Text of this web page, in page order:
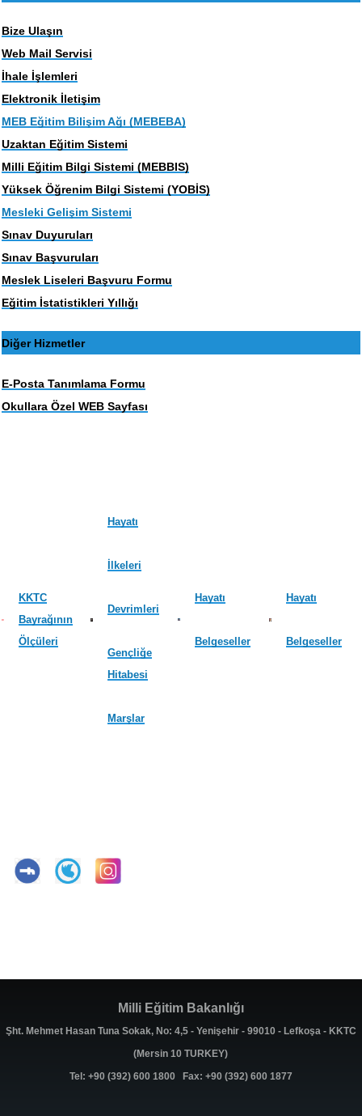
Bize Ulaşın
Web Mail Servisi
İhale İşlemleri
Elektronik İletişim
MEB Eğitim Bilişim Ağı (MEBEBA)
Uzaktan Eğitim Sistemi
Milli Eğitim Bilgi Sistemi (MEBBIS)
Yüksek Öğrenim Bilgi Sistemi (YOBİS)
Mesleki Gelişim Sistemi
Sınav Duyuruları
Sınav Başvuruları
Meslek Liseleri Başvuru Formu
Eğitim İstatistikleri Yıllığı
Diğer Hizmetler
E-Posta Tanımlama Formu
Okullara Özel WEB Sayfası
KKTC
Bayrağının
Ölçüleri
Hayatı
İlkeleri
Devrimleri
Gençliğe
Hitabesi
Marşlar
Hayatı
Belgeseller
Hayatı
Belgeseller
Milli Eğitim Bakanlığı
Şht. Mehmet Hasan Tuna Sokak, No: 4,5 - Yenişehir - 99010 - Lefkoşa - KKTC
(Mersin 10 TURKEY)
Tel: +90 (392) 600 1800 Fax: +90 (392) 600 1877